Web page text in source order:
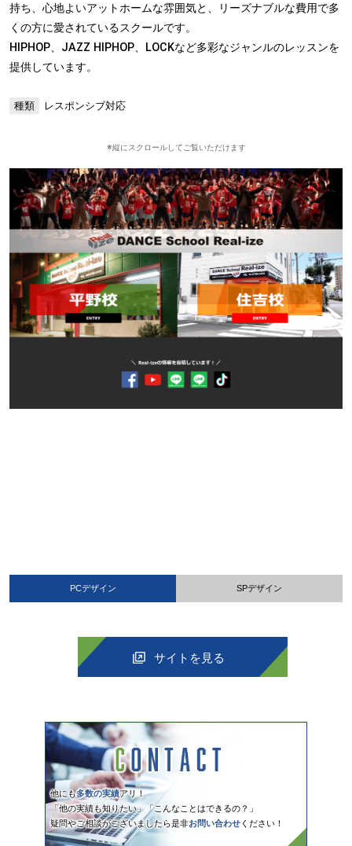
持ち、心地よいアットホームな雰囲気と、リーズナブルな費用で多
くの方に愛されているスクールです。
HIPHOP、JAZZ HIPHOP、LOCKなど多彩なジャンルのレッスンを
提供しています。
種類 レスポンシブ対応
※縦にスクロールしてご覧いただけます
PCデザイン SPデザイン
サイトを見る
他にも多数の実績アリ！
「他の実績も知りたい」「こんなことはできるの？」
疑問やご相談がございましたら是非お問い合わせ ください！